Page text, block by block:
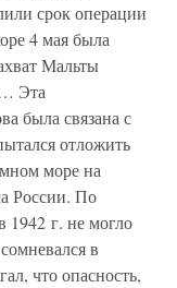
срок операции
4 мая была
Мальты
Эта
была связана с
отложить
море на
России. По
г. не могло
в
что опасность,